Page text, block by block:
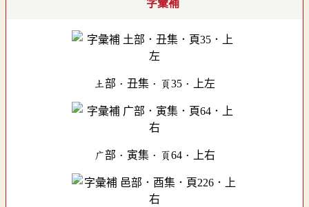
字彙補
土部．丑集．頁35．上左
广部．寅集．頁64．上右